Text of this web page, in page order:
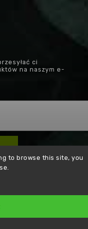
to browse this site, you
ci
na naszym e-